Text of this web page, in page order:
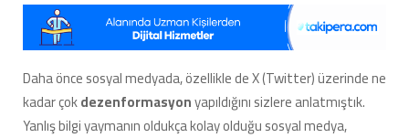
Yönelik
En
Çok
Dezenformasyon
Yapan
Hesapların
Mavi
Daha önce sosyal medyada, özellikle de X (Twitter) üzerinde ne
kadar çokdezenformasyonyapıldığını sizlere anlatmıştık.
Yanlış bilgi yaymanın oldukça kolay olduğu sosyal medya,